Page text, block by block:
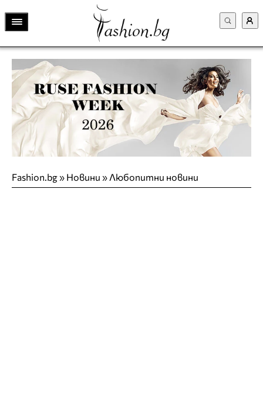
Fashion.bg» Новини » Любопитни новини